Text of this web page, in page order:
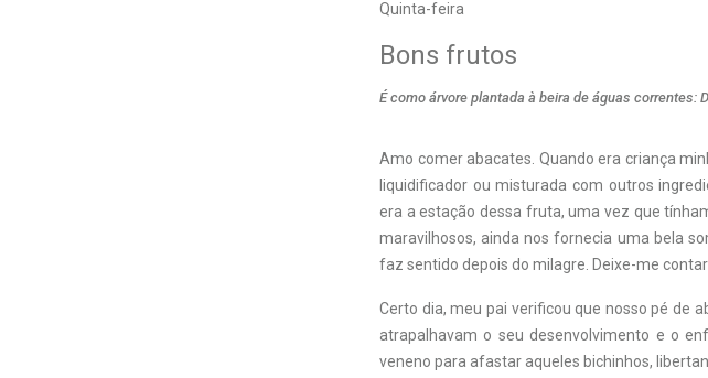
Quinta-feira
Bons frutos
É como árvore plantada à beira de águas
Amo comer abacates. Quando era criança
liquidificador ou misturada com outros
era a estação dessa fruta, uma vez que
maravilhosos, ainda nos fornecia uma bela
faz sentido depois do milagre. Deixe-me contar
Certo dia, meu pai verificou que nosso pé de
atrapalhavam o seu desenvolvimento e o
veneno para afastar aqueles bichinhos,